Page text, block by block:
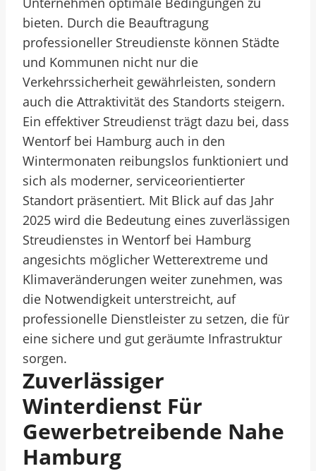
bieten. Durch die Beauftragung
professioneller Streudienste können Städte
und Kommunen nicht nur die
Verkehrssicherheit gewährleisten, sondern
auch die Attraktivität des Standorts steigern.
Ein effektiver Streudienst trägt dazu bei, dass
Wentorf bei Hamburg auch in den
Wintermonaten reibungslos funktioniert und
sich als moderner, serviceorientierter
Standort präsentiert. Mit Blick auf das Jahr
2025 wird die Bedeutung eines zuverlässigen
Streudienstes in Wentorf bei Hamburg
angesichts möglicher Wetterextreme und
Klimaveränderungen weiter zunehmen, was
die Notwendigkeit unterstreicht, auf
professionelle Dienstleister zu setzen, die für
eine sichere und gut geräumte Infrastruktur
sorgen.
Zuverlässiger
Winterdienst Für
Gewerbetreibende Nahe
Hamburg